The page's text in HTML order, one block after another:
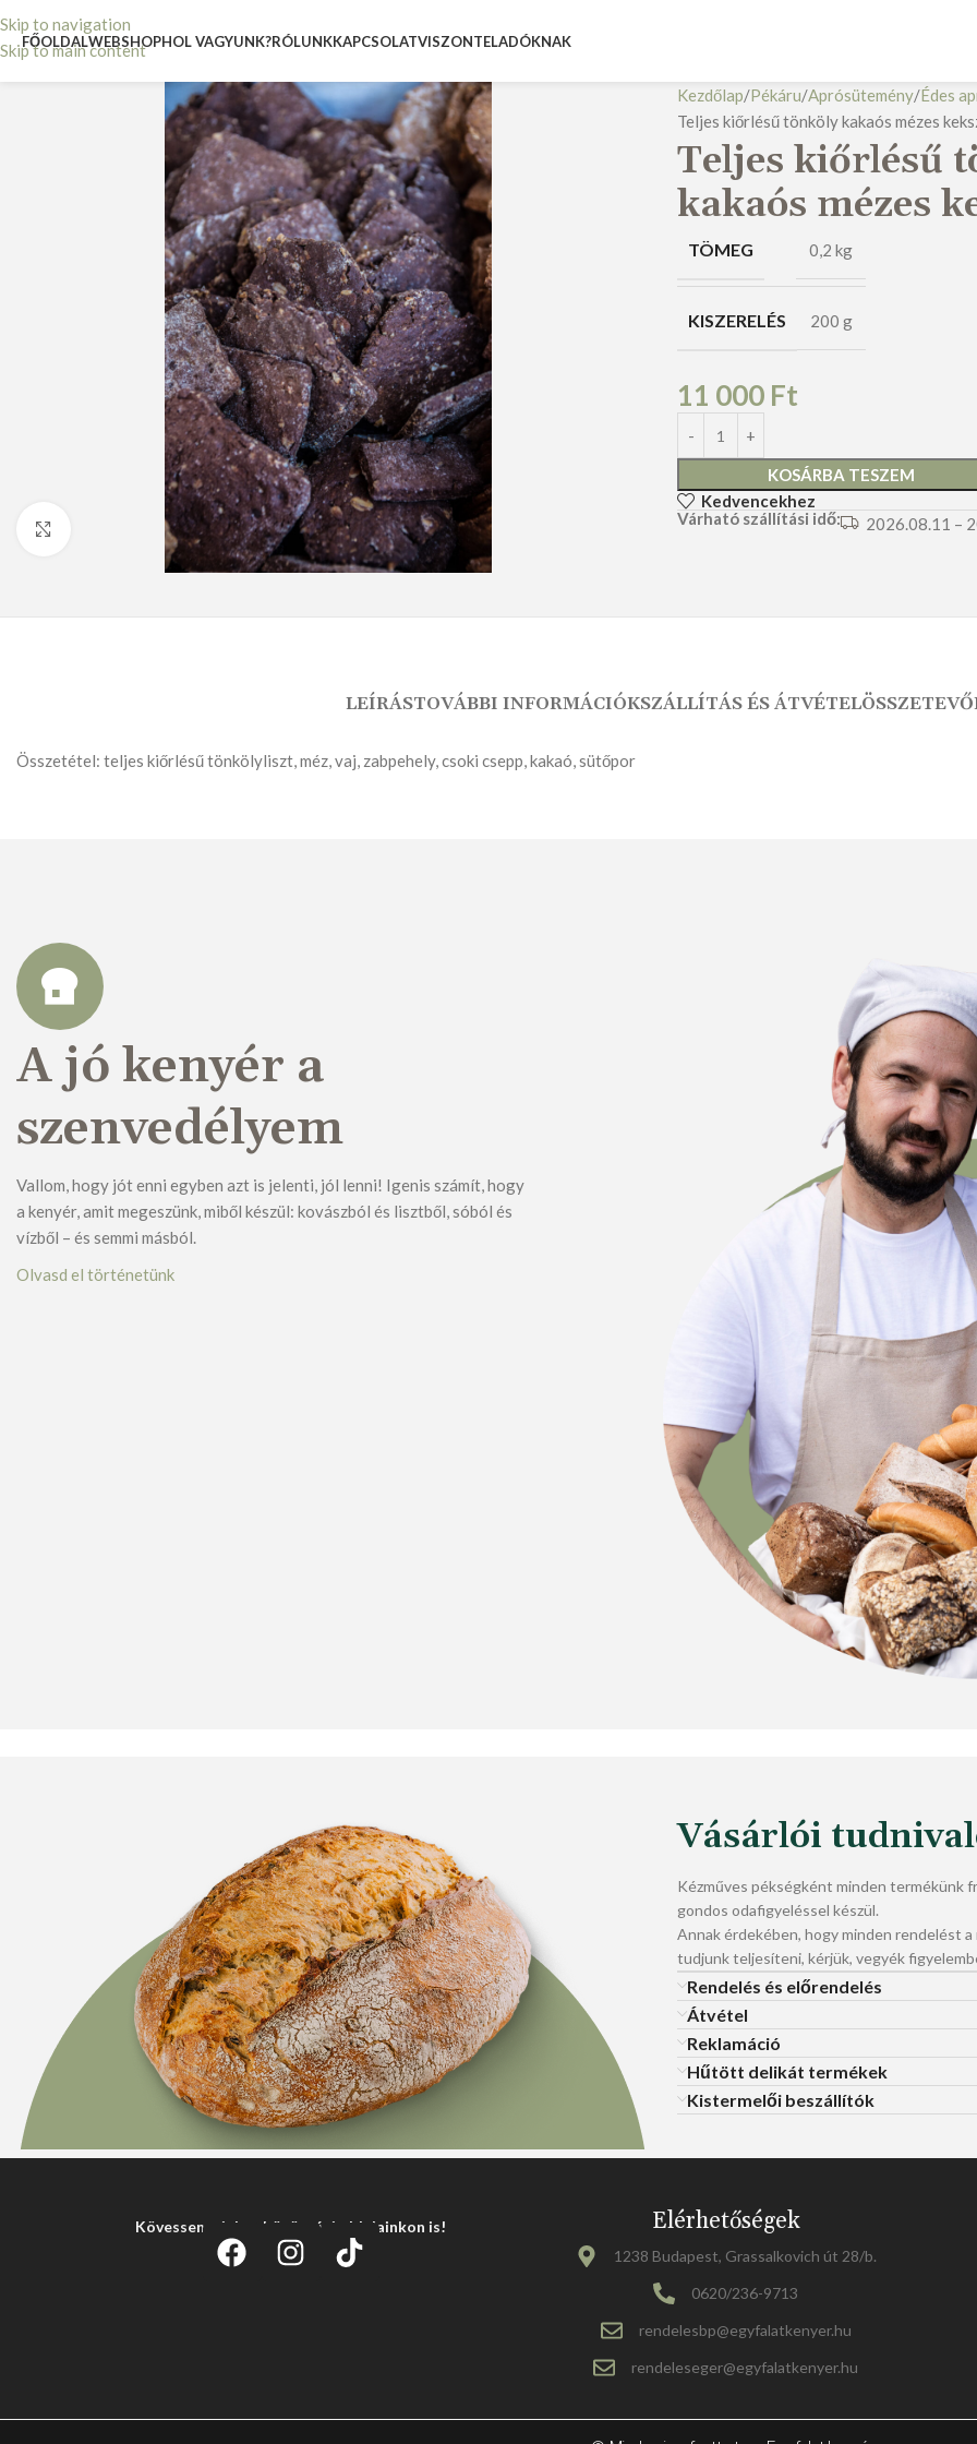
Skip to navigation
Skip to main content
FŐOLDALWEBSHOP
KENYÉRMORZSA SÓS PÉKSÜTEMÉNY ÉDES PÉKSÜTEMÉNY
HOL VAGYUNK?RÓLUNKKAPCSOLATVISZONTELADÓKNAK
Nagyításhoz kattints ide
Kezdőlap Pékáru Aprósütemény Édes
Teljes kiőrlésű tönköly kakaós mézes
Teljes kiőrlésű
kakaós mézes
TÖMEG 0,2 kg
KISZERELÉS 200 g
11 000 Ft
KOSÁRBA TESZEM
Kedvencekhez
Várható szállítási idő:
2026.08.11 –
LEÍRÁSTOVÁBBI INFORMÁCIÓKSZÁLLÍTÁS ÉS ÁTVÉTEL
Összetétel: teljes kiőrlésű tönkölyliszt, méz, vaj, zabpehely, csoki csepp, kakaó, sütőpor
A jó kenyér a
szenvedélyem
Vallom, hogy jót enni egyben azt is jelenti, jól lenni! Igenis számít, hogy
a kenyér, amit megeszünk, miből készül: kovászból és lisztből, sóból és
vízből – és semmi másból.
Olvasd el történetünk
Vásárlói
Kézműves pékségként minden termékünk
gondos odafigyeléssel készül.
Annak érdekében, hogy minden rendelést
tudjunk teljesíteni, kérjük, vegyék
Rendelés és előrendelés
Átvétel
Reklamáció
Hűtött delikát termékek
Kistermelői beszállítók
Kövessen minket közösségi oldalainkon is! Elérhetőségek
1238 Budapest, Grassalkovich út 28/b.
0620/236-9713
rendelesbp@egyfalatkenyer.hu
rendeleseger@egyfalatkenyer.hu